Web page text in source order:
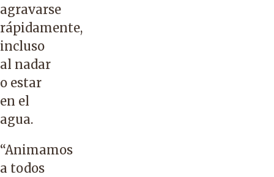
agravarse
rápidamente,
incluso
al nadar
o estar
en el
agua.
“Animamos
a todos